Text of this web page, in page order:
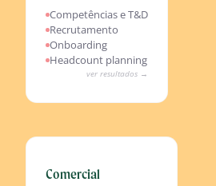
Competências e T&D
Recrutamento
Onboarding
Headcount planning
ver resultados →
Redução no tempo de onboarding
Triagem inteligente de candidatos
PDI automatizado com IA
Headcount otimizado por produtividade
Comercial